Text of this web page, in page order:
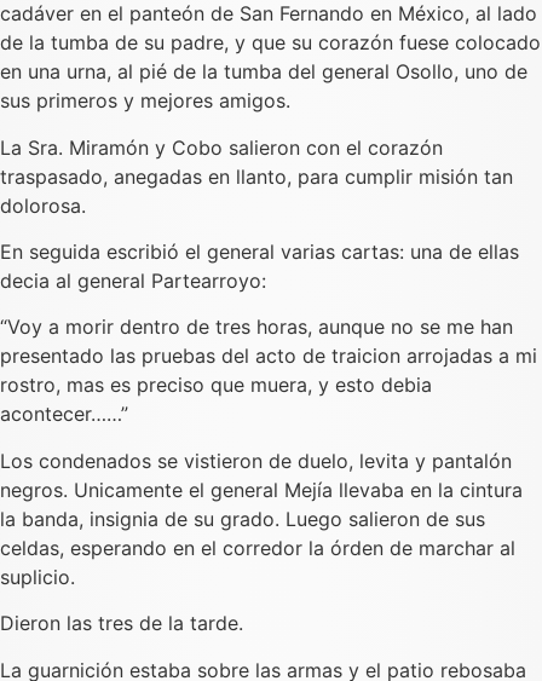
cadáver en el panteón de San Fernando en México, al lado
de la tumba de su padre, y que su corazón fuese colocado
en una urna, al pié de la tumba del general Osollo, uno de
sus primeros y mejores amigos.
La Sra. Miramón y Cobo salieron con el corazón
traspasado, anegadas en llanto, para cumplir misión tan
dolorosa.
En seguida escribió el general varias cartas: una de ellas
decia al general Partearroyo:
“Voy a morir dentro de tres horas, aunque no se me han
presentado las pruebas del acto de traicion arrojadas a mi
rostro, mas es preciso que muera, y esto debia
acontecer……”
Los condenados se vistieron de duelo, levita y pantalón
negros. Unicamente el general Mejía llevaba en la cintura
la banda, insignia de su grado. Luego salieron de sus
celdas, esperando en el corredor la órden de marchar al
suplicio.
Dieron las tres de la tarde.
La guarnición estaba sobre las armas y el patio rebosaba